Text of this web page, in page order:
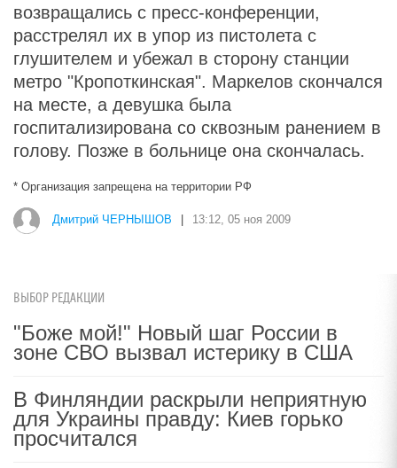
возвращались с пресс-конференции,
расстрелял их в упор из пистолета с
глушителем и убежал в сторону станции
метро "Кропоткинская". Маркелов скончался
на месте, а девушка была
госпитализирована со сквозным ранением в
голову. Позже в больнице она скончалась.
* Организация запрещена на территории РФ
Дмитрий ЧЕРНЫШОВ 13:12, 05 ноя 2009
ВЫБОР РЕДАКЦИИ
"Боже мой!" Новый шаг России в
зоне СВО вызвал истерику в США
В Финляндии раскрыли неприятную
для Украины правду: Киев горько
просчитался